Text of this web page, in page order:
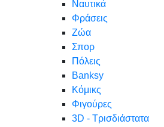
Ναυτικά
Φράσεις
Ζώα
Σπορ
Πόλεις
Banksy
Κόμικς
Φιγούρες
3D - Τρισδιάστατα